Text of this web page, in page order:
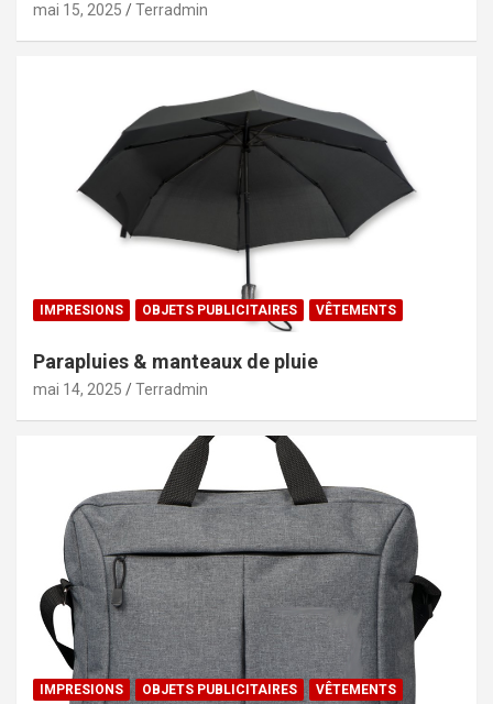
mai 15, 2025 Terradmin
IMPRESIONS OBJETS PUBLICITAIRES VÊTEMENTS
Parapluies & manteaux de pluie
mai 14, 2025 Terradmin
IMPRESIONS OBJETS PUBLICITAIRES VÊTEMENTS